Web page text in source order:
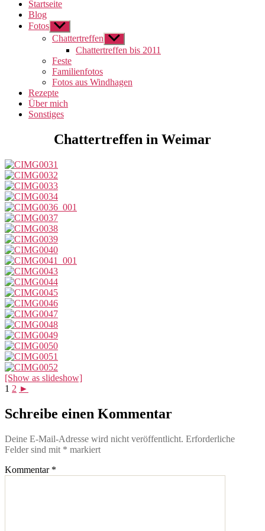
Startseite
Blog
Fotos Untermenü
anzeigen
Chattertreffen Untermenü
anzeigen
Chattertreffen bis 2011
Feste
Familienfotos
Fotos aus Windhagen
Rezepte
Über mich
Sonstiges
Chattertreffen in Weimar
[Show as slideshow]
1 2 ►
Schreibe einen Kommentar
Deine E-Mail-Adresse wird nicht veröffentlicht. Erforderliche
Felder sind mit * markiert
Kommentar *